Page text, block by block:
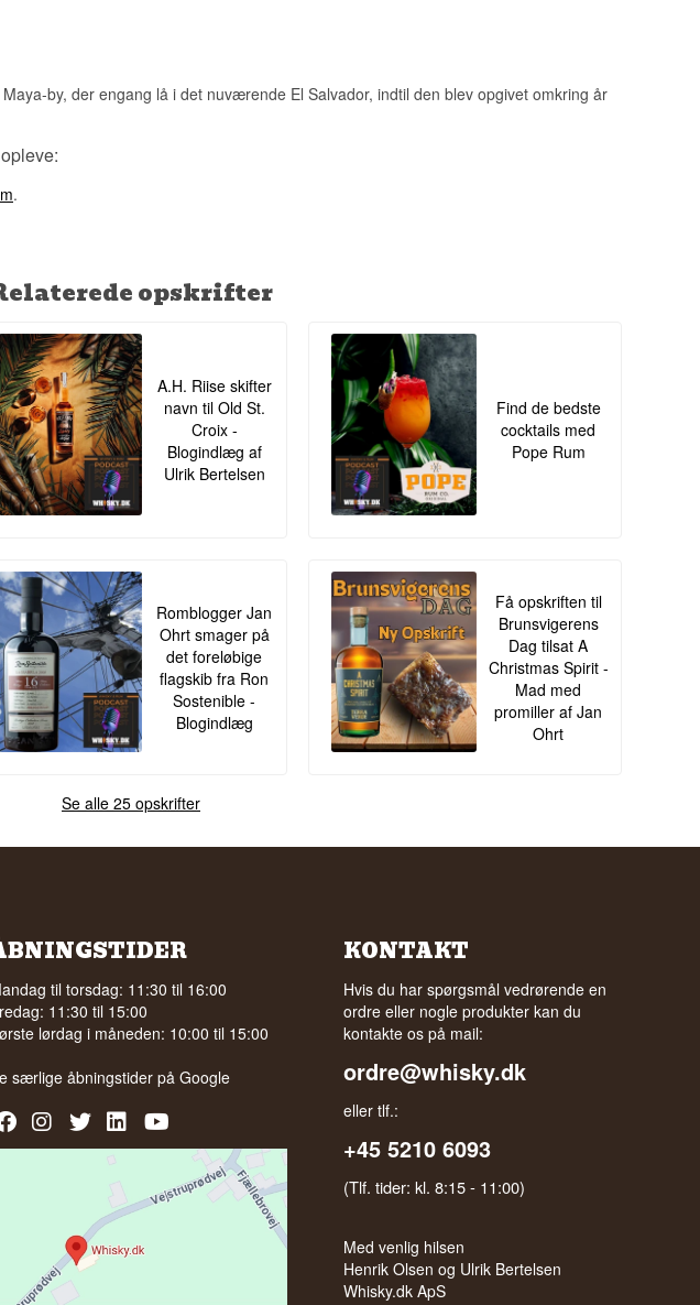
by, der engang lå i det nuværende El Salvador, indtil den blev opgivet omkring år
.
opskrifter
A.H. Riise skifter
navn til Old St.
Croix -
Blogindlæg af
Ulrik Bertelsen
Find de bedste
cocktails med
Pope Rum
Romblogger Jan
Ohrt smager på
det foreløbige
flagskib fra Ron
Sostenible -
Blogindlæg
Få opskriften til
Brunsvigerens
Dag tilsat A
Christmas Spirit -
Mad med
promiller af Jan
Ohrt
Se alle 25 opskrifter
til torsdag: 11:30 til 16:00
11:30 til 15:00
lørdag i måneden: 10:00 til 15:00
særlige åbningstider på Google
KONTAKT
Hvis du har spørgsmål vedrørende en
ordre eller nogle produkter kan du
kontakte os på mail:
ordre@whisky.dk
eller tlf.:
+45 5210 6093
(Tlf. tider: kl. 8:15 - 11:00)
Med venlig hilsen
Henrik Olsen og Ulrik Bertelsen
Whisky.dk ApS